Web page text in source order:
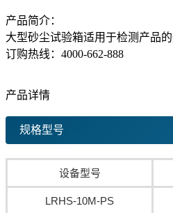
产品简介：
大型砂尘试验箱适用于检测产品
订购热线： 4000-662-888
产品详情
规格型号
设备型号
LRHS-10M-PS